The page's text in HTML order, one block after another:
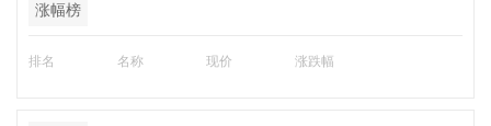
涨幅榜
排名 名称 现价 涨跌幅